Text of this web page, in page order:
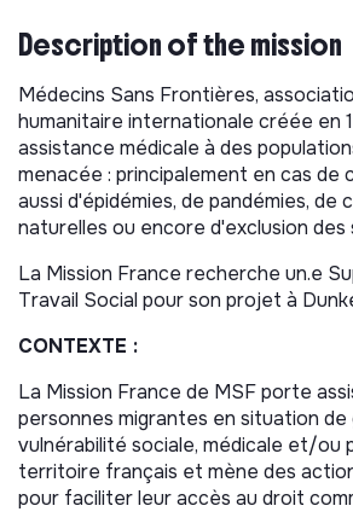
Description of the mission
Médecins Sans Frontières,
humanitaire internationale créée en
assistance médicale à des
menacée : principalement en cas de
aussi d'épidémies, de pandémies, de
naturelles ou encore d'exclusion des
La Mission France recherche un.e
Travail Social pour son projet à
CONTEXTE :
La Mission France de MSF porte
personnes migrantes en situation de
vulnérabilité sociale, médicale et/ou
territoire français et mène des
pour faciliter leur accès au droit